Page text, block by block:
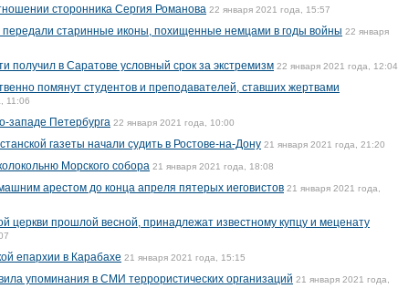
сторонника Сергия Романова 22 января 2021 года, 15:57
старинные иконы, похищенные немцами в годы войны 22 января
получил в Саратове условный срок за экстремизм 22 января 2021 года, 12:04
помянут студентов и преподавателей, ставших жертвами
11:06
западе Петербурга 22 января 2021 года, 10:00
газеты начали судить в Ростове-на-Дону 21 января 2021 года, 21:20
Морского собора 21 января 2021 года, 18:08
арестом до конца апреля пятерых иеговистов 21 января 2021 года,
церкви прошлой весной, принадлежат известному купцу и меценату
епархии в Карабахе 21 января 2021 года, 15:15
упоминания в СМИ террористических организаций 21 января 2021 года,